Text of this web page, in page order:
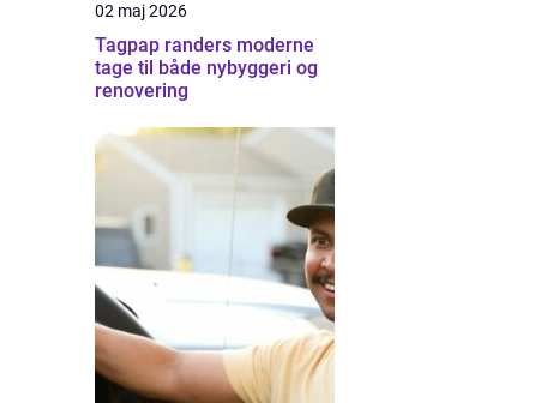
02 maj 2026
Tagpap randers moderne
tage til både nybyggeri og
renovering